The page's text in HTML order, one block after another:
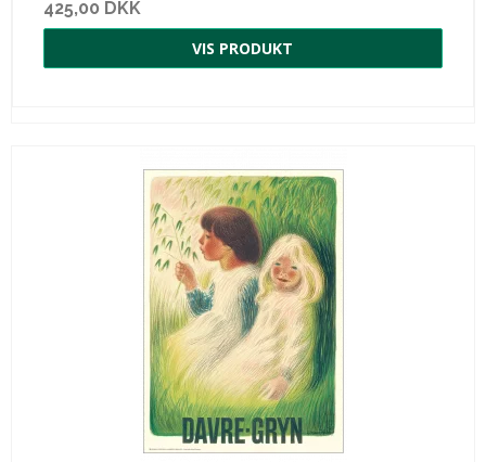
425,00 DKK
VIS PRODUKT